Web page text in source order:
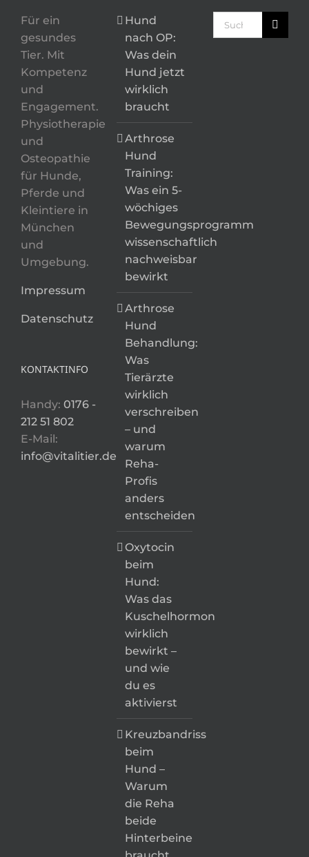
Für ein
gesundes
Tier. Mit
Kompetenz
und
Engagement.
Physiotherapie
und
Osteopathie
für Hunde,
Pferde und
Kleintiere in
München
und
Umgebung.
Impressum
Datenschutz
KONTAKTINFO
Handy: 0176 -
212 51 802
E-Mail:
info@vitalitier.de
Hund
nach OP:
Was dein
Hund jetzt
wirklich
braucht
Arthrose
Hund
Training:
Was ein 5-
wöchiges
Bewegungsprogramm
wissenschaftlich
nachweisbar
bewirkt
Arthrose
Hund
Behandlung:
Was
Tierärzte
wirklich
verschreiben
– und
warum
Reha-
Profis
anders
entscheiden
Oxytocin
beim
Hund:
Was das
Kuschelhormon
wirklich
bewirkt –
und wie
du es
aktivierst
Kreuzbandriss
beim
Hund –
Warum
die Reha
beide
Hinterbeine
Suche
nach: